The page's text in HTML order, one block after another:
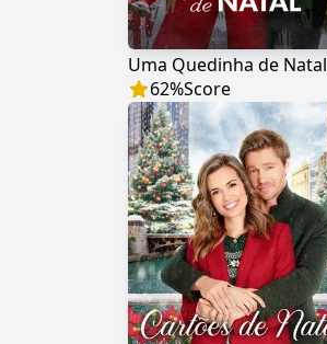
Uma Quedinha de Natal
62%Score